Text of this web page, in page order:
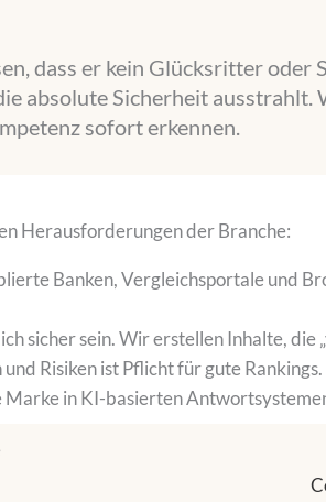
dass er kein Glücksritter oder
absolute Sicherheit
sofort erkennen.
Herausforderungen der Branche:
Banken, Vergleichsportale und
sicher sein. Wir erstellen Inhalte,
Risiken ist Pflicht für gute
Marke in KI-basierten